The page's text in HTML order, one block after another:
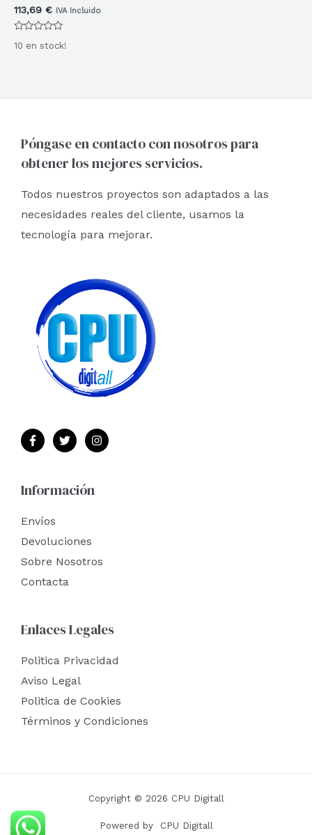
113,69 € IVA Incluido
con
10 en stock!
Póngase en contacto con nosotros para
obtener los mejores servicios.
Todos nuestros proyectos son adaptados a las
necesidades reales del cliente, usamos la
tecnología para mejorar.
Información
Envíos
Devoluciones
Sobre Nosotros
Contacta
Enlaces Legales
Politica Privacidad
Aviso Legal
Politica de Cookies
Términos y Condiciones
Copyright © 2026 CPU Digitall
Powered by CPU Digitall